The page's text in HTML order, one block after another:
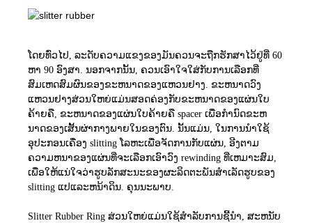
ໂດຍທົ່ວໄປ, ລະດັບຄວາມແຂງຂອງມັນຄວນຈະຖືກຮັກສາໄວ້ຢູ່ທີ່ 60
ຫາ 90 ອົງສາ. ນອກຈາກນັ້ນ, ຄວນເອົາໃຈໃສ່ກັບການເລືອກທີ່
ສົມເຫດສົມຜົນຂອງຂະຫນາດຂອງແຫວນຢາງ. ຂະຫນາດວົງ
ແຫວນຢາງສ່ວນໃຫຍ່ແມ່ນສອດຄ່ອງກັບຂະຫນາດຂອງແຜ່ນໃບ
ຄ້າຍຄື, ຂະຫນາດຂອງແຜ່ນໃບຄ້າຍຄື spacer ເພື່ອກໍານົດຂະຫ
ນາດຂອງເສັ້ນຜ່າກາງພາຍໃນຂອງຕົນ. ນັ້ນແມ່ນ, ໃນການນໍາໃຊ້
ອຸປະກອນເຄື່ອງ slitting ໂລຫະເພື່ອຈັດການກັບແຜ່ນ, ອີງຕາມ
ຄວາມຫນາຂອງແຜ່ນທີ່ຈະເລືອກເອົາວົງ rewinding ທີ່ເຫມາະສົມ,
ເພື່ອໃຫ້ແນ່ໃຈວ່າຮູບລັກສະນະຂອງຜະລິດຕະພັນສໍາເລັດຮູບຂອງ
slitting ແປແລະຫນ້າດິນ. ຄຸນນະພາບ.
Slitter Rubber Ring ສ່ວນໃຫຍ່ແມ່ນໃຊ້ສໍາລັບການຊີ້ນໍາ, ສະຫນັບ